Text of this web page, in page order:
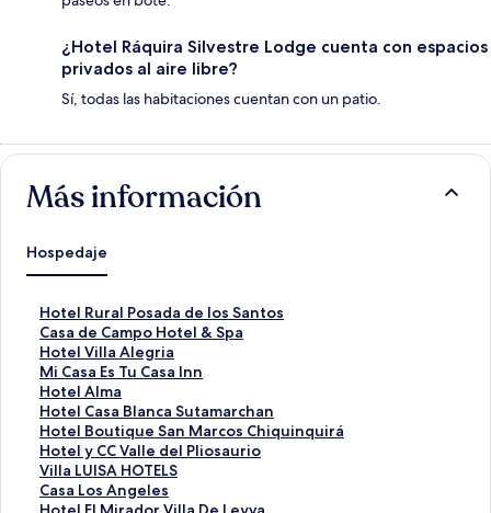
¿Hotel Ráquira Silvestre Lodge cuenta con espacios
privados al aire libre?
Sí, todas las habitaciones cuentan con un patio.
Más información
Hospedaje
Hotel Rural Posada de los Santos
E
n
l
a
c
e
p
a
r
a
a
Casa de Campo Hotel & Spa
E
n
l
a
c
e
p
a
r
a
Hotel Villa Alegria
E
n
l
a
c
e
p
a
r
Mi Casa Es Tu Casa Inn
E
n
l
a
c
e
p
a
Hotel Alma
E
n
l
a
c
e
p
Hotel Casa Blanca Sutamarchan
E
n
l
a
c
e
Hotel Boutique San Marcos Chiquinquirá
E
n
l
a
c
Hotel y CC Valle del Pliosaurio
E
n
l
a
Villa LUISA HOTELS
E
n
l
Casa Los Angeles
E
n
E